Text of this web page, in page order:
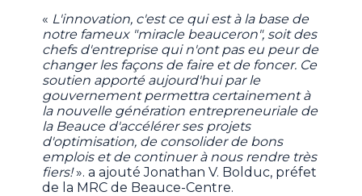
« L'innovation, c'est ce qui est à la base de
notre fameux "miracle beauceron", soit des
chefs d'entreprise qui n'ont pas eu peur de
changer les façons de faire et de foncer. Ce
soutien apporté aujourd'hui par le
gouvernement permettra certainement à
la nouvelle génération entrepreneuriale de
la Beauce d'accélérer ses projets
d'optimisation, de consolider de bons
emplois et de continuer à nous rendre très
fiers!». a ajouté Jonathan V. Bolduc, préfet
de la MRC de Beauce-Centre.